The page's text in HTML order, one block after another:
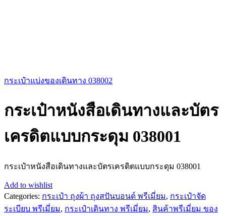
กระเป๋าแบ่งของเดินทาง 038002
กระเป๋าหนังสือเดินทางและบัตร
เครดิตแบบกระดุม 038001
กระเป๋าหนังสือเดินทางและบัตรเครดิตแบบกระดุม 038001
Add to wishlist
Categories: กระเป๋า ถุงผ้า ถุงสปันบอนด์ พรีเมี่ยม, กระเป๋าจัด
ระเบียบ พรีเมี่ยม, กระเป๋าเดินทาง พรีเมี่ยม, สินค้าพรีเมี่ยม ของ